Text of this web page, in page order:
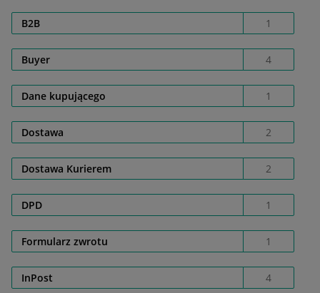
B2B 1
Buyer 4
Dane kupującego 1
Dostawa 2
Dostawa Kurierem 2
DPD 1
Formularz zwrotu 1
InPost 4